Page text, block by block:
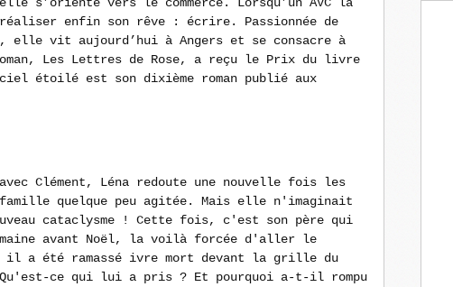
enfin son rêve : écrire. Passionnée de
elle vit aujourd’hui à Angers et se consacre à
Les Lettres de Rose, a reçu le Prix du livre
ciel étoilé est son dixième roman publié aux
Clément, Léna redoute une nouvelle fois les
famille quelque peu agitée. Mais elle n'imaginait
cataclysme ! Cette fois, c'est son père qui
avant Noël, la voilà forcée d'aller le
a été ramassé ivre mort devant la grille du
ce qui lui a pris ? Et pourquoi a-t-il rompu